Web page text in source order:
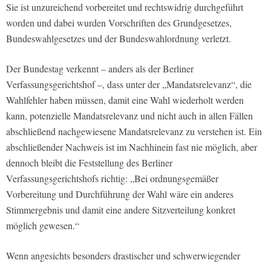
Sie ist unzureichend vorbereitet und rechtswidrig durchgeführt
worden und dabei wurden Vorschriften des Grundgesetzes,
Bundeswahlgesetzes und der Bundeswahlordnung verletzt.
Der Bundestag verkennt – anders als der Berliner
Verfassungsgerichtshof –, dass unter der „Mandatsrelevanz“, die
Wahlfehler haben müssen, damit eine Wahl wiederholt werden
kann, potenzielle Mandatsrelevanz und nicht auch in allen Fällen
abschließend nachgewiesene Mandatsrelevanz zu verstehen ist. Ein
abschließender Nachweis ist im Nachhinein fast nie möglich, aber
dennoch bleibt die Feststellung des Berliner
Verfassungsgerichtshofs richtig: „Bei ordnungsgemäßer
Vorbereitung und Durchführung der Wahl wäre ein anderes
Stimmergebnis und damit eine andere Sitzverteilung konkret
möglich gewesen.“
Wenn angesichts besonders drastischer und schwerwiegender